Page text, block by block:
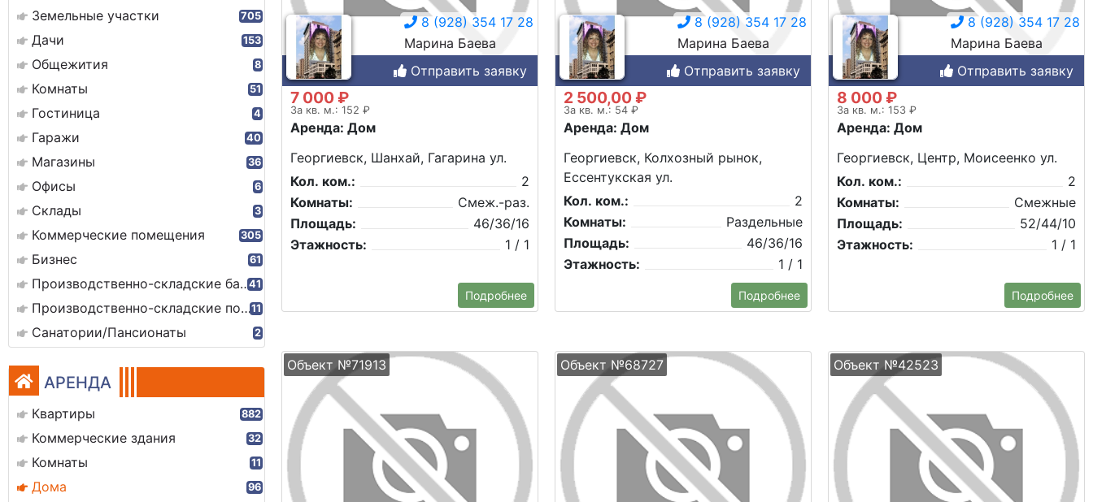
Земельные участки 705
Дачи 153
Общежития 8
Комнаты 51
Гостиница 4
Гаражи 40
Магазины 36
Офисы 6
Склады 3
Коммерческие помещения 305
Бизнес 61
Производственно-складские базы41
Производственно-складские помещения11
Санатории/Пансионаты 2
АРЕНДА
Квартиры 882
Коммерческие здания 32
Комнаты 11
Дома 96
8 (928) 354 17 28
Марина Баева
Отправить заявку
7 000 ₽
За кв. м.: 152 ₽
Аренда: Дом
Георгиевск, Шанхай, Гагарина ул.
Кол. ком.:
2
Комнаты:
Смеж.-раз.
Площадь:
46/36/16
Этажность:
1 / 1
Подробнее
8 (928) 354 17 28
Марина Баева
Отправить заявку
2 500,00 ₽
За кв. м.: 54 ₽
Аренда: Дом
Георгиевск, Колхозный рынок,
Ессентукская ул.
Кол. ком.:
2
Комнаты:
Раздельные
Площадь:
46/36/16
Этажность:
1 / 1
Подробнее
8 (928) 354 17 28
Марина Баева
Отправить заявку
8 000 ₽
За кв. м.: 153 ₽
Аренда: Дом
Георгиевск, Центр, Моисеенко ул.
Кол. ком.:
2
Комнаты:
Смежные
Площадь:
52/44/10
Этажность:
1 / 1
Подробнее
Объект №71913 Объект №68727 Объект №42523